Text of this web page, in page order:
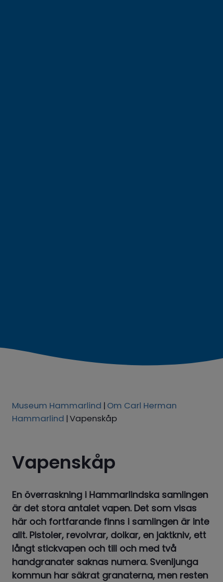
Museum Hammarlind | Om Carl Herman
Hammarlind |Vapenskåp
Vapenskåp
En överraskning i Hammarlindska samlingen
är det stora antalet vapen. Det som visas
här och fortfarande finns i samlingen är inte
allt. Pistoler, revolvrar, dolkar, en jaktkniv, ett
långt stickvapen och till och med två
handgranater saknas numera. Svenljunga
kommun har säkrat granaterna, men resten